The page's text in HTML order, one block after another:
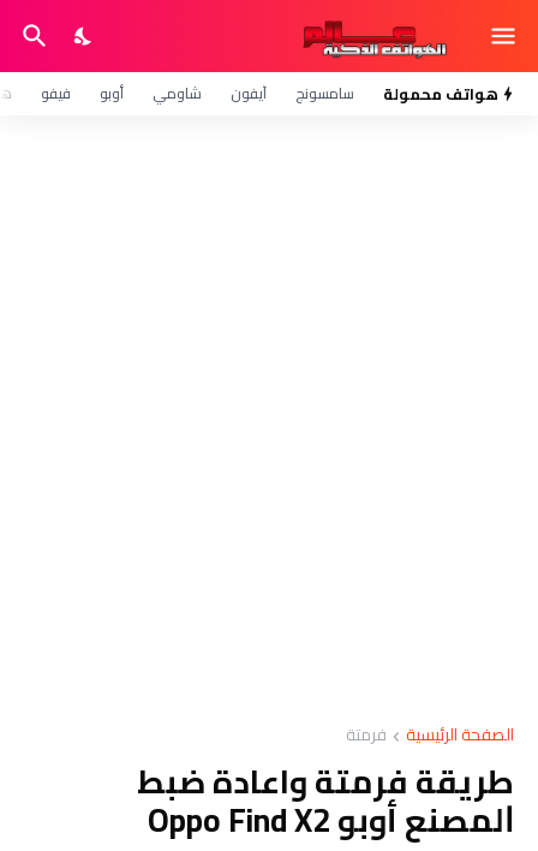
هواتف محمولة سامسونج آيفون شاومي أوبو فيفو
الصفحة الرئيسية فرمتة
طريقة فرمتة واعادة ﺿﺒﻂ
ﺍﻟﻤﺼﻨﻊ أوبو Oppo Find X2